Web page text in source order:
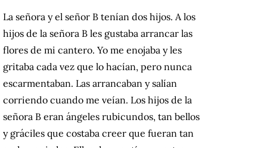
La señora y el señor B tenían dos hijos. A los
hijos de la señora B les gustaba arrancar las
flores de mi cantero. Yo me enojaba y les
gritaba cada vez que lo hacían, pero nunca
escarmentaban. Las arrancaban y salían
corriendo cuando me veían. Los hijos de la
señora B eran ángeles rubicundos, tan bellos
y gráciles que costaba creer que fueran tan